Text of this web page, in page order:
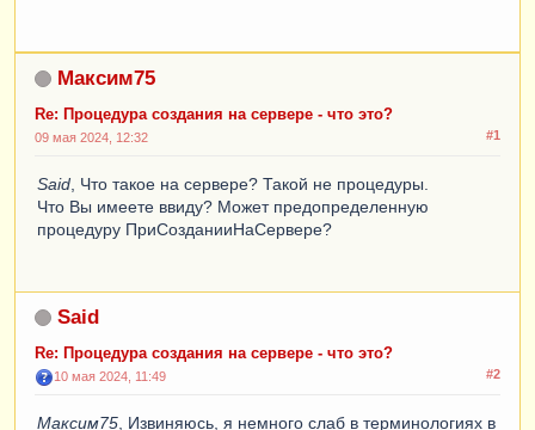
Максим75
Re: Процедура создания на сервере - что это?
#1
09 мая 2024, 12:32
Said , Что такое на сервере? Такой не процедуры.
Что Вы имеете ввиду? Может предопределенную
процедуру ПриСозданииНаСервере?
Said
Re: Процедура создания на сервере - что это?
#2
10 мая 2024, 11:49
Максим75 , Извиняюсь, я немного слаб в терминологиях в